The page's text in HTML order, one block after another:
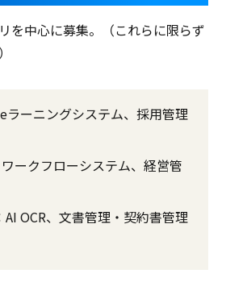
を中心に募集。
（これらに限らず
）
ラーニングシステム、採用管理
ークフローシステム、経営管
OCR、文書管理・契約書管理